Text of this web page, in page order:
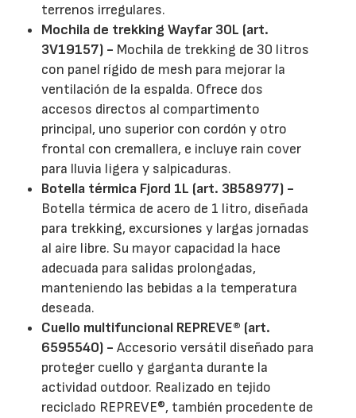
terrenos irregulares.
Mochila de trekking Wayfar 30L (art.
3V19157) - Mochila de trekking de 30 litros
con panel rígido de mesh para mejorar la
ventilación de la espalda. Ofrece dos
accesos directos al compartimento
principal, uno superior con cordón y otro
frontal con cremallera, e incluye rain cover
para lluvia ligera y salpicaduras.
Botella térmica Fjord 1L (art. 3B58977) -
Botella térmica de acero de 1 litro, diseñada
para trekking, excursiones y largas jornadas
al aire libre. Su mayor capacidad la hace
adecuada para salidas prolongadas,
manteniendo las bebidas a la temperatura
deseada.
Cuello multifuncional REPREVE® (art.
6595540) - Accesorio versátil diseñado para
proteger cuello y garganta durante la
actividad outdoor. Realizado en tejido
reciclado REPREVE®, también procedente de